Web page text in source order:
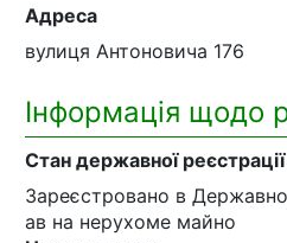
Адреса
вулиця Антоновича 176
Інформація щодо
Стан державної
Зареєстровано в
ав на нерухоме майно